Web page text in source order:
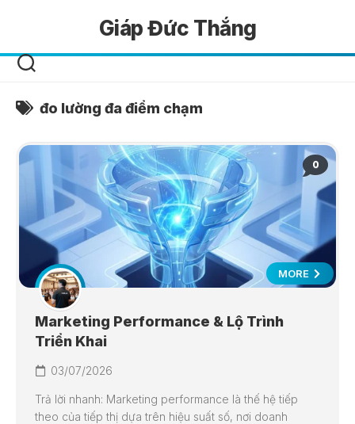
Giáp Đức Thắng
đo lường đa điểm chạm
0
MORE
Marketing Performance & Lộ Trình
Triển Khai
03/07/2026
Trả lời nhanh: Marketing performance là thế hệ tiếp
theo của tiếp thị dựa trên hiệu suất số, nơi doanh